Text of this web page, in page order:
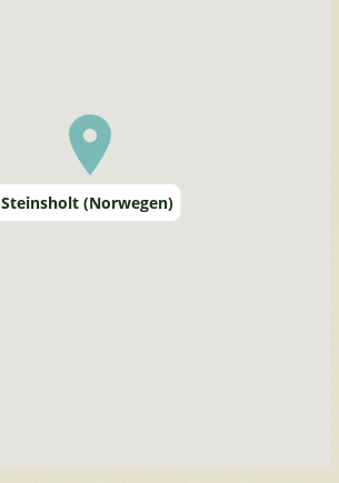
Steinsholt (Norwegen)